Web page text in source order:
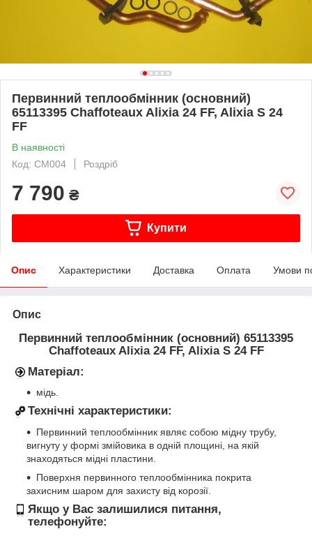
Первинний теплообмінник (основний)
65113395 Chaffoteaux Alixia 24 FF, Alixia S 24
FF
В наявності
Код: CM004
Роздріб
7 790 ₴
Купити
Опис Характеристики Доставка Оплата Умови
Опис
Первинний теплообмінник (основний) 65113395
Chaffoteaux Alixia 24 FF, Alixia S 24 FF
Матеріал:
мідь.
Технічні характеристики:
Первинний теплообмінник являє собою мідну трубу,
вигнуту у формі змійовика в одній площині, на якій
знаходяться мідні пластини.
Поверхня первинного теплообмінника покрита
захисним шаром для захисту від корозії.
Якщо у Вас залишилися питання,
телефонуйте: